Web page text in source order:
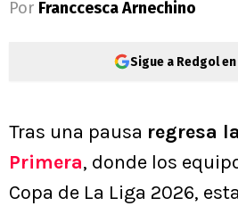
Por Franccesca Arnechino
Sigue a Redgol
Tras una pausa regresa la
Primera, donde los
Copa de La Liga 2026,